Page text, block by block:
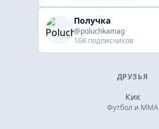
Получка
@poluchkamag
16K подписчиков
ДРУЗЬЯ
Кик
Футбол и ММА